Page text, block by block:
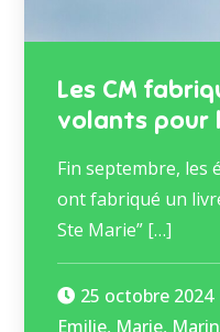
Les CM
volants pour
Fin septembre, les
ont fabriqué un
Ste Marie” […]
25 octobre 2024
Emilie, Marie,